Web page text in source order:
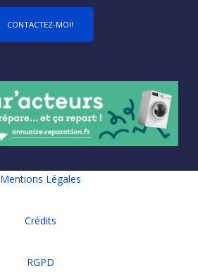
CONTACTEZ-MOI!
Mentions Légales
Crédits
RGPD